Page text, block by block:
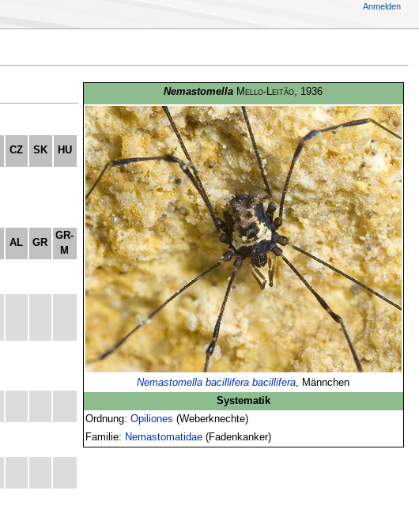
Nemastomella Mello-Leitão, 1936
Nemastomella bacillifera bacillifera, Männchen
Systematik
Ordnung: Opiliones (Weberknechte)
Familie: Nemastomatidae(Fadenkanker)
CZ SK HU
AL GR
GR-
M
Anmelden